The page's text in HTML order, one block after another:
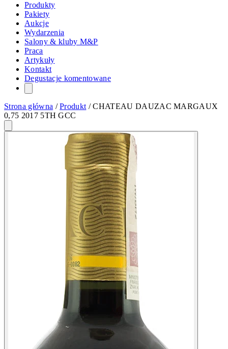
Produkty
Pakiety
Aukcje
Wydarzenia
Salony & kluby M&P
Praca
Artykuły
Kontakt
Degustacje komentowane
Strona główna /Produkt /CHATEAU DAUZAC MARGAUX
0,75 2017 5TH GCC